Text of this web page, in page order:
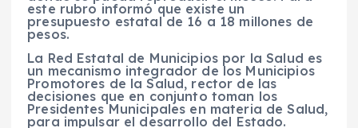
este rubro informó que existe un
presupuesto estatal de 16 a 18 millones de
pesos.
La Red Estatal de Municipios por la Salud es
un mecanismo integrador de los Municipios
Promotores de la Salud, rector de las
decisiones que en conjunto toman los
Presidentes Municipales en materia de Salud,
para impulsar el desarrollo del Estado.